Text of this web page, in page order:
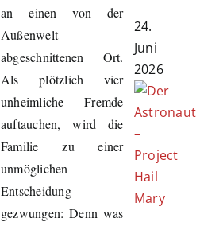
an einen von der
Außenwelt
abgeschnittenen Ort.
Als plötzlich vier
unheimliche Fremde
auftauchen, wird die
Familie zu einer
unmöglichen
Entscheidung
gezwungen: Denn was
24.
Juni
2026